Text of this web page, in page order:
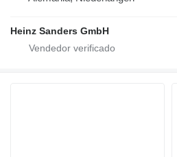
Heinz Sanders GmbH